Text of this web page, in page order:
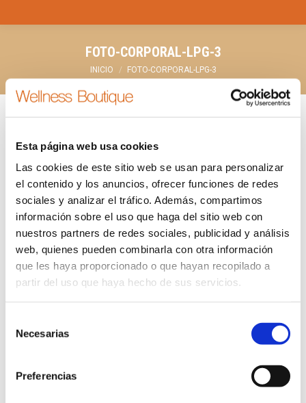
Esta página web usa cookies
Las cookies de este sitio web se usan para personalizar
el contenido y los anuncios, ofrecer funciones de redes
sociales y analizar el tráfico. Además, compartimos
información sobre el uso que haga del sitio web con
nuestros partners de redes sociales, publicidad y análisis
web, quienes pueden combinarla con otra información
que les haya proporcionado o que hayan recopilado a
partir del uso que haya hecho de sus servicios.
Necesarias
Preferencias
FOTO-CORPORAL-LPG-3
Estás aquí:
INICIO FOTO-CORPORAL-LPG-3